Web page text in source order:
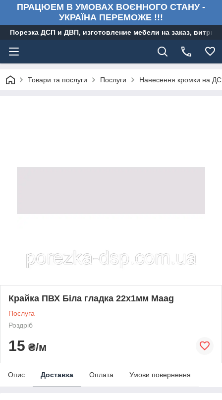
ПРАЦЮЕМ В УМОВАХ ВОЄННОГО СТАНУ -
УКРАЇНА ПЕРЕМОЖЕ !!!
Порезка ДСП и ДВП, изготовление мебели на заказ,
Товари та послуги Послуги Нанесення кромки на
Крайка ПВХ Біла гладка 22х1мм Maag
Послуга
Роздріб
15 ₴/м
Опис Доставка Оплата Умови повернення